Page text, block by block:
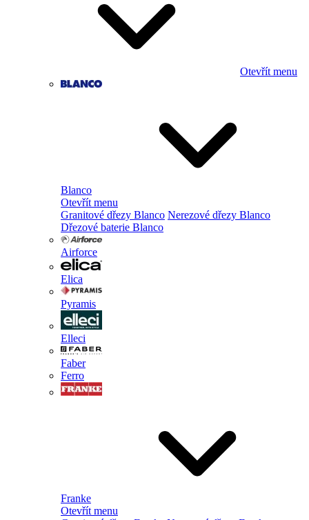
Otevřít menu
Blanco
Otevřít menu
Granitové dřezy Blanco Nerezové dřezy Blanco
Dřezové baterie Blanco
Airforce
Elica
Pyramis
Elleci
Faber
Ferro
Franke
Otevřít menu